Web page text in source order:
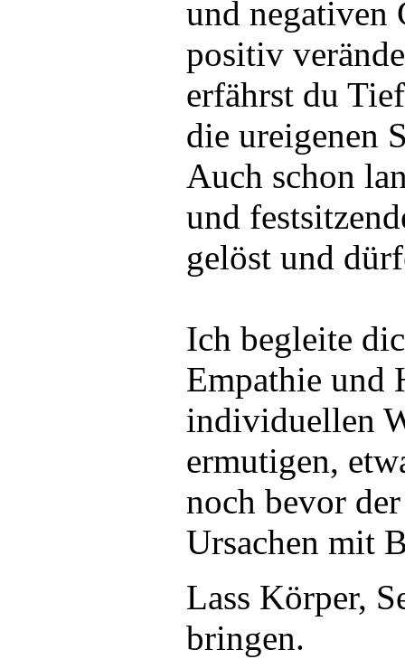
und negativen
positiv
erfährst du
die ureigenen
Auch schon
und
gelöst und
Ich begleite
Empathie und
individuellen
ermutigen,
noch bevor
Ursachen mit
Lass Körper,
bringen.